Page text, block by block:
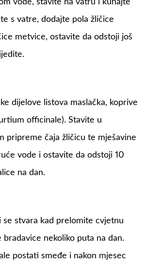
vode, stavite na vatru i kuhajte
s vatre, dodajte pola žličice
metvice, ostavite da odstoji još
dijelove listova maslačka, koprive
officinale). Stavite u
pripreme čaja žličicu te mješavine
vode i ostavite da odstoji 10
na dan.
se stvara kad prelomite cvjetnu
bradavice nekoliko puta na dan.
postati smeđe i nakon mjesec